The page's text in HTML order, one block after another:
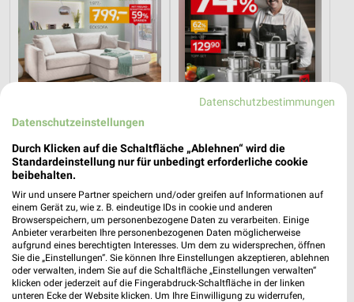
Wohnenpreishits
Gültig bis Fr. 14.08.
Angebote ab 08.08.
Gültig bis Fr. 14.08.
XXXLutz XXXLutz
Datenschutzbestimmungen
Datenschutzeinstellungen
Durch Klicken auf die Schaltfläche „Ablehnen“ wird die
Standardeinstellung nur für unbedingt erforderliche cookie
beibehalten.
Wir und unsere Partner speichern und/oder greifen auf Informationen auf
einem Gerät zu, wie z. B. eindeutige IDs in cookie und anderen
Browserspeichern, um personenbezogene Daten zu verarbeiten. Einige
Anbieter verarbeiten Ihre personenbezogenen Daten möglicherweise
aufgrund eines berechtigten Interesses. Um dem zu widersprechen, öffnen
Sie die „Einstellungen“. Sie können Ihre Einstellungen akzeptieren, ablehnen
oder verwalten, indem Sie auf die Schaltfläche „Einstellungen verwalten“
klicken oder jederzeit auf die Fingerabdruck-Schaltfläche in der linken
unteren Ecke der Website klicken. Um Ihre Einwilligung zu widerrufen,